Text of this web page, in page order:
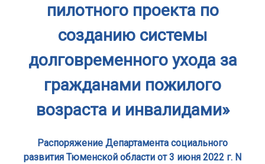
пилотного проекта по
созданию системы
долговременного ухода за
гражданами пожилого
возраста и инвалидами»
Распоряжение Департамента социального
развития Тюменской области от 3 июня 2022 г. N